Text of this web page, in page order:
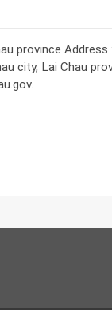
province Address
city, Lai Chau